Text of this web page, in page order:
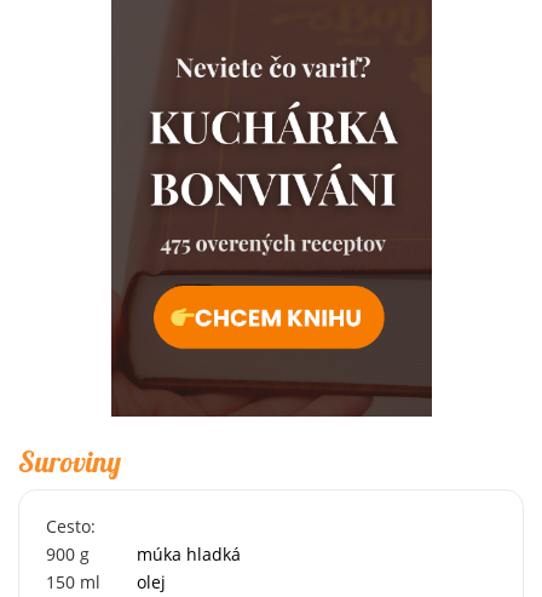
Suroviny
Cesto:
900 g
múka hladká
150 ml
olej